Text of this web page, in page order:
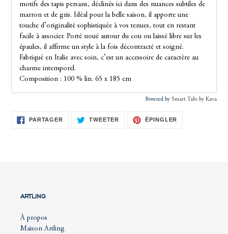
motifs des tapis persans, déclinés ici dans des nuances subtiles de
marron et de gris. Idéal pour la belle saison, il apporte une
touche d’originalité sophistiquée à vos tenues, tout en restant
facile à associer. Porté noué autour du cou ou laissé libre sur les
épaules, il affirme un style à la fois décontracté et soigné.
Fabriqué en Italie avec soin, c’est un accessoire de caractère au
charme intemporel.
Composition : 100 % lin. 65 x 185 cm
Powered by Smart Tabs by Kava
PARTAGER PARTAGERTWEETER TWEETERÉPINGLER
ARTLING
À propos
Maison Artling